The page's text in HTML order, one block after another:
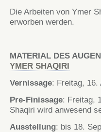
Die Arbeiten von Ymer
erworben werden.
MATERIAL DES
YMER SHAQIRI
Vernissage: Freitag, 16.
Pre-Finissage: Freitag,
Shaqiri wird anwesend
Ausstellung: bis 18.